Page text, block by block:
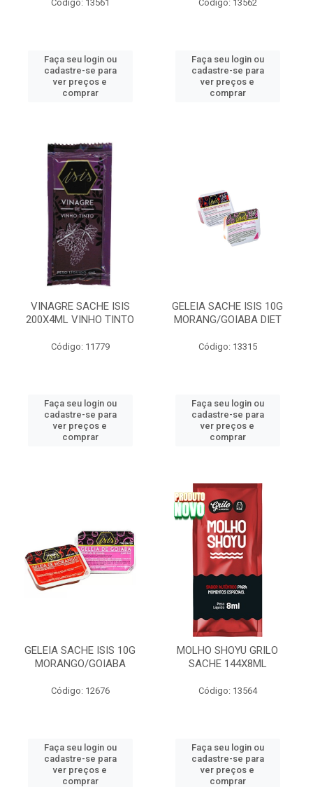
Código: 13561
Faça seu login ou
cadastre-se para
ver preços e
comprar
Código: 13562
Faça seu login ou
cadastre-se para
ver preços e
comprar
VINAGRE SACHE ISIS
200X4ML VINHO TINTO
Código: 11779
Faça seu login ou
cadastre-se para
ver preços e
comprar
GELEIA SACHE ISIS 10G
MORANG/GOIABA DIET
Código: 13315
Faça seu login ou
cadastre-se para
ver preços e
comprar
GELEIA SACHE ISIS 10G
MORANGO/GOIABA
Código: 12676
Faça seu login ou
cadastre-se para
ver preços e
comprar
MOLHO SHOYU GRILO
SACHE 144X8ML
Código: 13564
Faça seu login ou
cadastre-se para
ver preços e
comprar